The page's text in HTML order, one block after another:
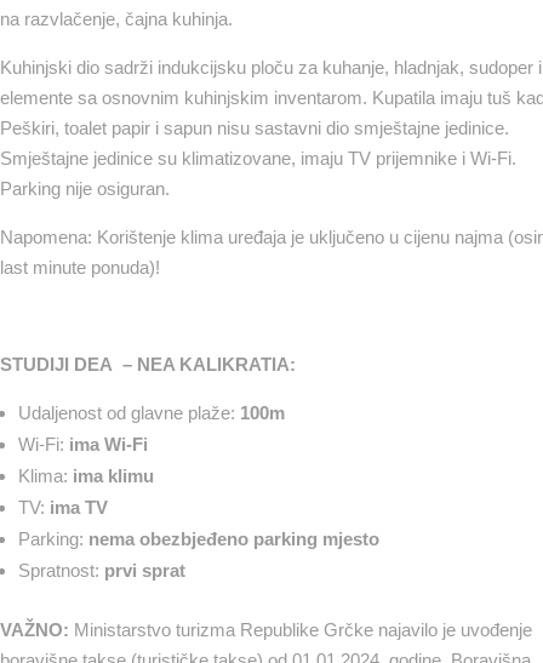
na razvlačenje, čajna kuhinja.
Kuhinjski dio sadrži indukcijsku ploču za kuhanje, hladnjak, sudoper i
elemente sa osnovnim kuhinjskim inventarom. Kupatila imaju tuš
Peškiri, toalet papir i sapun nisu sastavni dio smještajne jedinice.
Smještajne jedinice su klimatizovane, imaju TV prijemnike i Wi-Fi.
Parking nije osiguran.
Napomena: Korištenje klima uređaja je uključeno u cijenu najma
last minute ponuda)!
STUDIJI DEA – NEA KALIKRATIA:
Udaljenost od glavne plaže: 100m
Wi-Fi: ima Wi-Fi
Klima: ima klimu
TV: ima TV
Parking: nema obezbjeđeno parking mjesto
Spratnost: prvi sprat
VAŽNO: Ministarstvo turizma Republike Grčke najavilo je uvođenje